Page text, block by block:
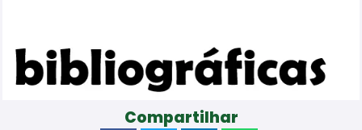
Compartilhar